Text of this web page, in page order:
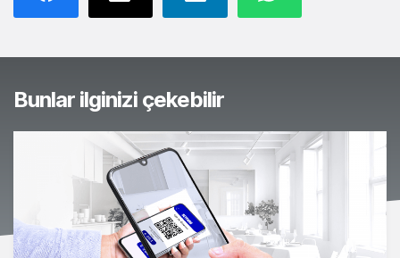
Bunlar ilginizi çekebilir